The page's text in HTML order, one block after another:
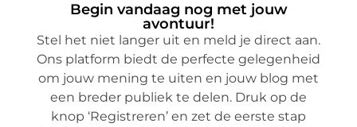
Begin vandaag nog met jouw
avontuur!
Stel het niet langer uit en meld je direct aan.
Ons platform biedt de perfecte gelegenheid
om jouw mening te uiten en jouw blog met
een breder publiek te delen. Druk op de
knop ‘Registreren’ en zet de eerste stap